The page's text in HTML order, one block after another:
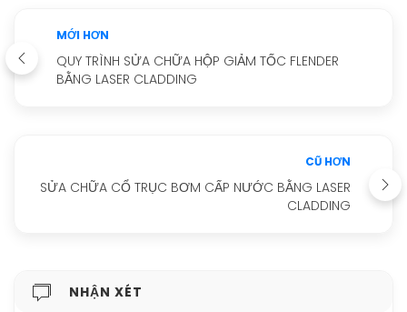
MỚI HƠN
QUY TRÌNH SỬA CHỮA HỘP GIẢM TỐC FLENDER
BẰNG LASER CLADDING
CŨ HƠN
SỬA CHỮA CỔ TRỤC BƠM CẤP NƯỚC BẰNG LASER
CLADDING
NHẬN XÉT